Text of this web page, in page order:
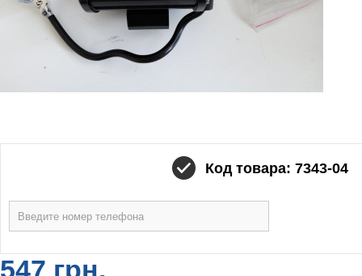
Код товара: 7343-04
547 грн.